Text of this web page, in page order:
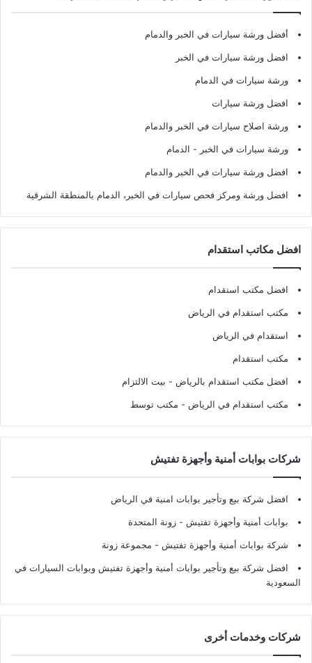
أفضل ورشة سيارات في الخبر والدمام
افضل ورشة سيارات في الخبر
ورشة سيارات في الدمام
افضل ورشة سيارات
ورشة اصلاح سيارات في الخبر والدمام
ورشة سيارات في الخبر - الدمام
افضل ورشة سيارات في الخبر والدمام
افضل ورشة ومركز فحص سيارات في الخبر، الدمام بالمنطقة الشرقية
افضل مكاتب استقدام
افضل مكتب استقدام
مكتب استقدام في الرياض
استقدام في الرياض
مكتب استقدام
افضل مكتب استقدام بالرياض - بيت الالتزام
مكتب استقدام في الرياض - مكتب توسط
شركات بوابات أمنية وأجهزة تفتيش
افضل شركة بيع وتأجير بوابات امنية في الرياض
بوابات أمنية وأجهزة تفتيش - زونة المتحدة
شركة بوابات أمنية وأجهزة تفتيش - مجموعة زونة
افضل شركة بيع وتأجير بوابات أمنية وأجهزة تفتيش وبوابات السيارات في
السعودية
شركات وخدمات أخرى